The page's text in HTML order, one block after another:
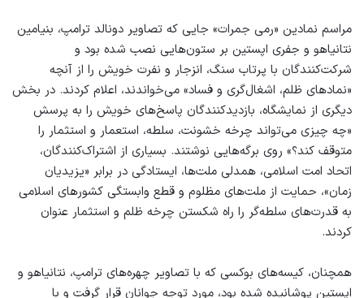
مراسم نمادین «رمی جمرات» جایی که تصاویر دونالد ترامپ، بنیامین
نتانیاهو و جفری اپستین بر ستون‌هایی نصب شده بود و
شرکت‌کنندگان با پرتاب سنگ، انزجار و نفرت خویش را از آنچه
«نمادهای ظلم، اشغال‌گری و فساد» می‌خواندند، اعلام کردند. در بخش
دیگری از نمایشگاه، بازدیدکنندگان پاسخ‌های خویش را به پرسش
«چه چیزی می‌تواند چرخه خشونت، سلطه، استعمار و استثمار را
متوقف کند؟» روی برگه‌هایی نوشتند. بسیاری از اشتراک‌کنندگان،
اتحاد امت اسلامی، همدلی ملت‌ها، ایستادگی در برابر «یزیدیان
زمان»، حمایت از ملت‌های مظلوم و قطع وابستگی کشورهای اسلامی
به قدرت‌های سلطه‌گر را راه شکستن چرخه ظلم و استثمار عنوان
کردند.
همچنان، کیسه‌های بوکسی که با تصاویر چهره‌های ترامپ، نتانیاهو و
اپستین پوشانیده شده بود، مورد توجه جوانان قرار گرفت و با